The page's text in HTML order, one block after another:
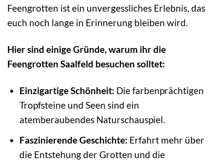
Feengrotten ist ein unvergessliches Erlebnis, das
euch noch lange in Erinnerung bleiben wird.
Hier sind einige Gründe, warum ihr die
Feengrotten Saalfeld besuchen solltet:
Einzigartige Schönheit: Die farbenprächtigen
Tropfsteine und Seen sind ein
atemberaubendes Naturschauspiel.
Faszinierende Geschichte: Erfahrt mehr über
die Entstehung der Grotten und die